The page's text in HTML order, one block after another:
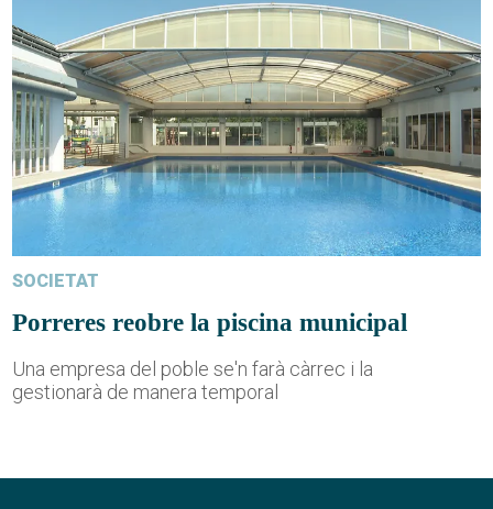
SOCIETAT
Porreres reobre la piscina municipal
Una empresa del poble se'n farà càrrec i la
gestionarà de manera temporal